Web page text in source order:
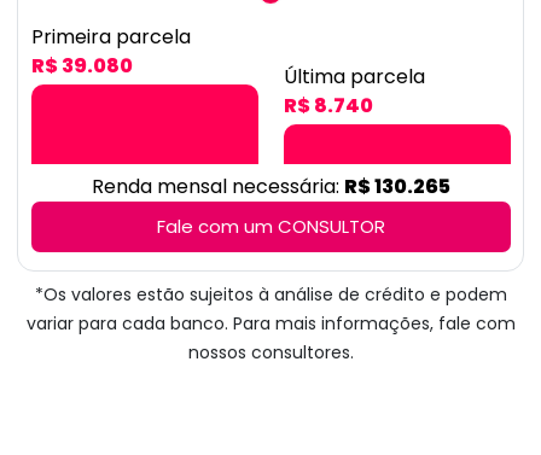
Primeira parcela
R$ 39.080
Última parcela
R$ 8.740
Renda mensal necessária: R$ 130.265
Fale com um CONSULTOR
*Os valores estão sujeitos à análise de crédito e podem
variar para cada banco. Para mais informações, fale com
nossos consultores.